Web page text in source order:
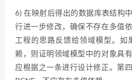
6) 在映射后得出的数据库表结构
行进一步修改，确保不存在多值
工程的思路反馈给领域模型。如
赖，则证明领域模型中的对象具
应根据之一条进行设计修正。第